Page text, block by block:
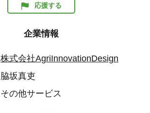
応援する
企業情報
株式会社AgriInnovationDesign
脇坂真吏
その他サービス